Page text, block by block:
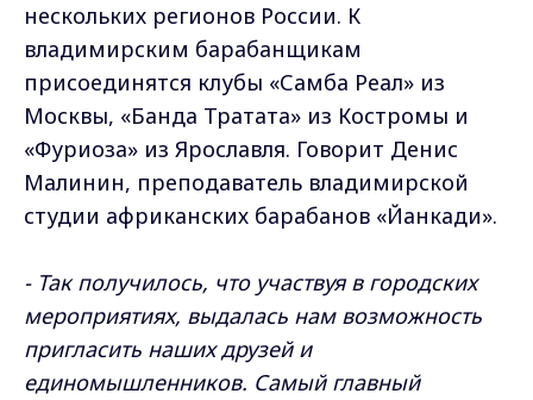
нескольких регионов России. К
владимирским барабанщикам
присоединятся клубы «Самба Реал» из
Москвы, «Банда Тратата» из Костромы и
«Фуриоза» из Ярославля. Говорит Денис
Малинин, преподаватель владимирской
студии африканских барабанов «Йанкади».
- Так получилось, что участвуя в городских
мероприятиях, выдалась нам возможность
пригласить наших друзей и
единомышленников. Самый главный